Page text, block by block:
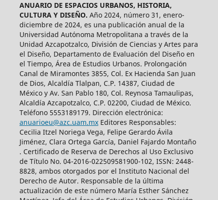
ANUARIO DE ESPACIOS URBANOS, HISTORIA,
CULTURA Y DISEÑO. Año 2024, número 31, enero-
diciembre de 2024, es una publicación anual de la
Universidad Autónoma Metropolitana a través de la
Unidad Azcapotzalco, División de Ciencias y Artes para
el Diseño, Departamento de Evaluación del Diseño en
el Tiempo, Área de Estudios Urbanos. Prolongación
Canal de Miramontes 3855, Col. Ex Hacienda San Juan
de Dios, Alcaldía Tlalpan, C.P. 14387, Ciudad de
México y Av. San Pablo 180, Col. Reynosa Tamaulipas,
Alcaldía Azcapotzalco, C.P. 02200, Ciudad de México.
Teléfono 5553189179. Dirección electrónica:
anuarioeu@azc.uam.mxEditores Responsables:
Cecilia Itzel Noriega Vega, Felipe Gerardo Ávila
Jiménez, Clara Ortega García, Daniel Fajardo Montaño
. Certificado de Reserva de Derechos al Uso Exclusivo
de Título No. 04-2016-022509581900-102, ISSN: 2448-
8828, ambos otorgados por el Instituto Nacional del
Derecho de Autor. Responsable de la última
actualización de este número María Esther Sánchez